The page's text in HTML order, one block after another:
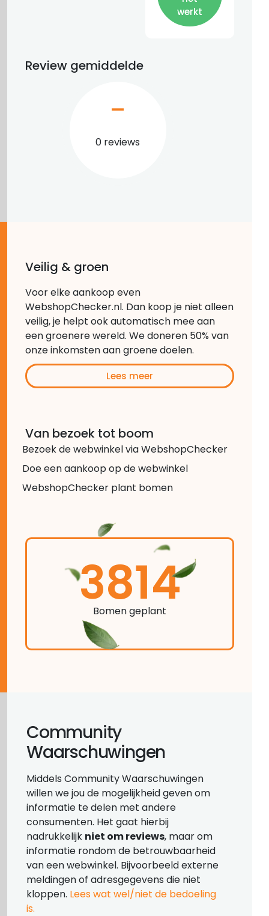
werkt
Review gemiddelde
0 reviews
–
Veilig & groen
Voor elke aankoop even
WebshopChecker.nl. Dan koop je niet alleen
veilig, je helpt ook automatisch mee aan
een groenere wereld. We doneren 50% van
onze inkomsten aan groene doelen.
Lees meer
Van bezoek tot boom
Bezoek de webwinkel via WebshopChecker
Doe een aankoop op de webwinkel
WebshopChecker plant bomen
3814
Bomen geplant
Community
Waarschuwingen
Middels Community Waarschuwingen
willen we jou de mogelijkheid geven om
informatie te delen met andere
consumenten. Het gaat hierbij
nadrukkelijk niet om reviews, maar om
informatie rondom de betrouwbaarheid
van een webwinkel. Bijvoorbeeld externe
meldingen of adresgegevens die niet
kloppen. Lees wat wel/niet de bedoeling
is.